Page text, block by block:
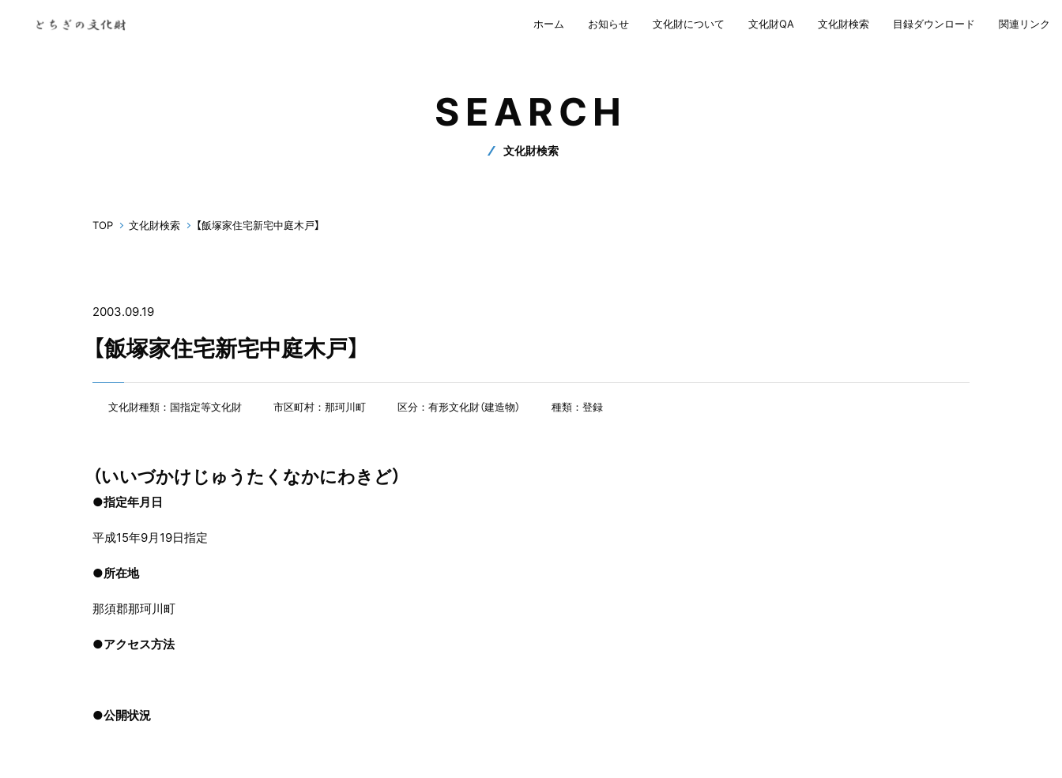
ホーム お知らせ 文化財について 文化財QA 文化財検索 目録ダウンロード 関連リンク
SEARCH
文化財検索
TOP 文化財検索 【飯塚家住宅新宅中庭木戸】
2003.09.19
【飯塚家住宅新宅中庭木戸】
文化財種類：国指定等文化財 市区町村：那珂川町 区分：有形文化財（建造物） 種類：登録
（いいづかけじゅうたくなかにわきど）
●指定年月日
平成15年9月19日指定
●所在地
那須郡那珂川町
●アクセス方法
●公開状況